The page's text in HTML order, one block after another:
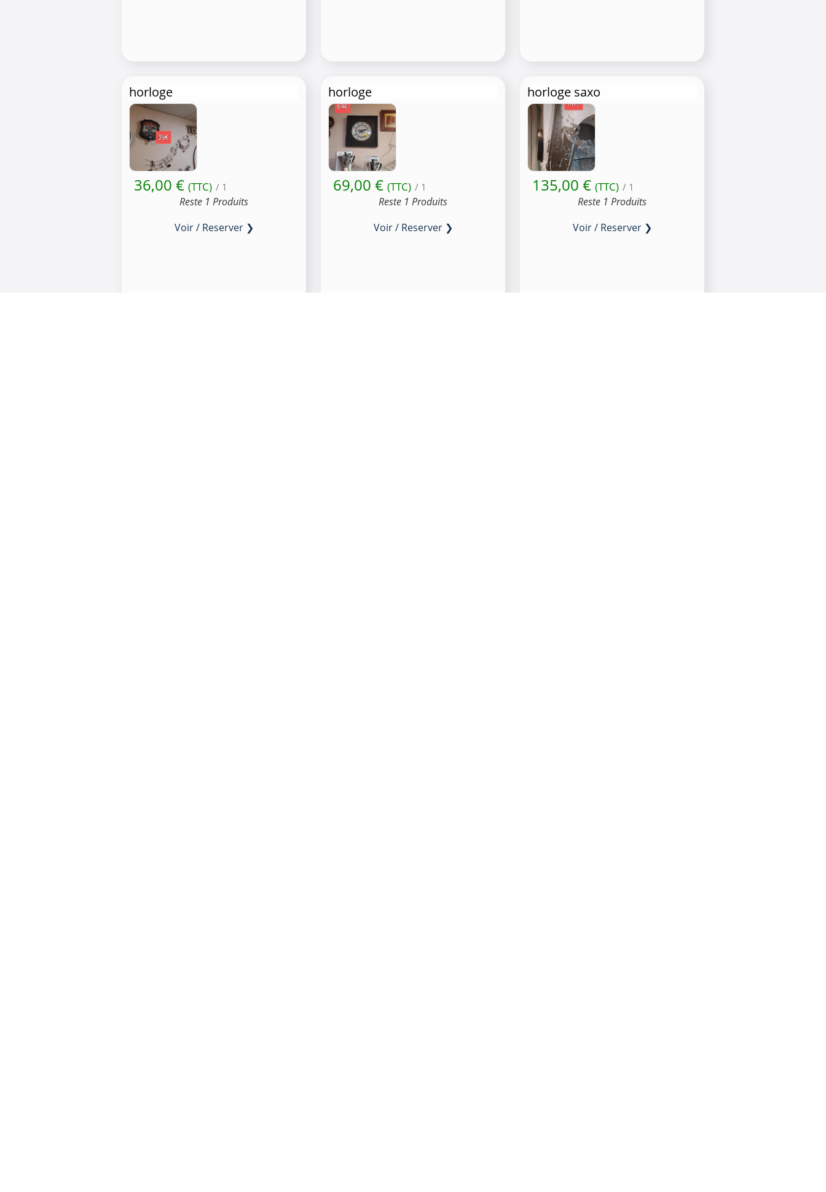
horloge
36,00 € (TTC) / 1
Reste 1 Produits
Voir / Reserver ❯
horloge
69,00 € (TTC) / 1
Reste 1 Produits
Voir / Reserver ❯
horloge saxo
135,00 € (TTC) / 1
Reste 1 Produits
Voir / Reserver ❯